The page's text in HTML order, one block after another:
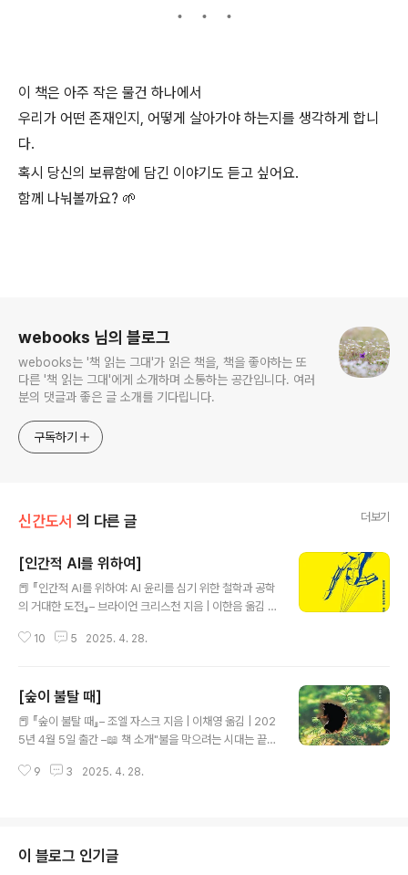
이 책은 아주 작은 물건 하나에서
우리가 어떤 존재인지, 어떻게 살아가야 하는지를 생각하게 합니
다.
혹시 당신의 보류함에 담긴 이야기도 듣고 싶어요.
함께 나눠볼까요? 🌱
webooks 님의 블로그
webooks는 '책 읽는 그대'가 읽은 책을, 책을 좋아하는 또
다른 '책 읽는 그대'에게 소개하며 소통하는 공간입니다. 여러
분의 댓글과 좋은 글 소개를 기다립니다.
구독하기
신간도서 의 다른 글 더보기
[인간적 AI를 위하여]
📕 『인간적 AI를 위하여: AI 윤리를 심기 위한 철학과 공학
의 거대한 도전』– 브라이언 크리스천 지음 | 이한음 옮김 |
되 인간을 능가하지 않아야 한다!"인공지능이 급속도로 발
서인간성과 기술의 균형을 고민하는 책입니다.‘정렬 문제
(Alignment Problem)’ —AI가 인간의 가치와 목표를
제대로 이해하고 따르게 할 수 있는가?이 책은 이 깊은 질
📚 주요 내용 요약1부 예언들:AI의 표현, 공정성, 투명성
10 5 2025. 4. 28.
[숲이 불탈 때]
📕 『숲이 불탈 때』– 조엘 자스크 지음 | 이채영 옮김 | 202
5년 4월 5일 출간 –📖 책 소개"불을 막으려는 시대는 끝났
인류가 더 이상 통제할 수 없는 초대형 산불,즉 메가파이어
가 무너진 결과임을 저자는 차분히 짚어냅니다.그리고 제
안합니다.우리는 불을 두려워하거나 억제할 것이 아니라,
9 3 2025. 4. 28.
이 블로그 인기글